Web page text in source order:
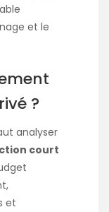
et le
?
analyser
court
et